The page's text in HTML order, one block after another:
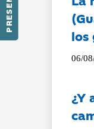
los
06/
¿Y